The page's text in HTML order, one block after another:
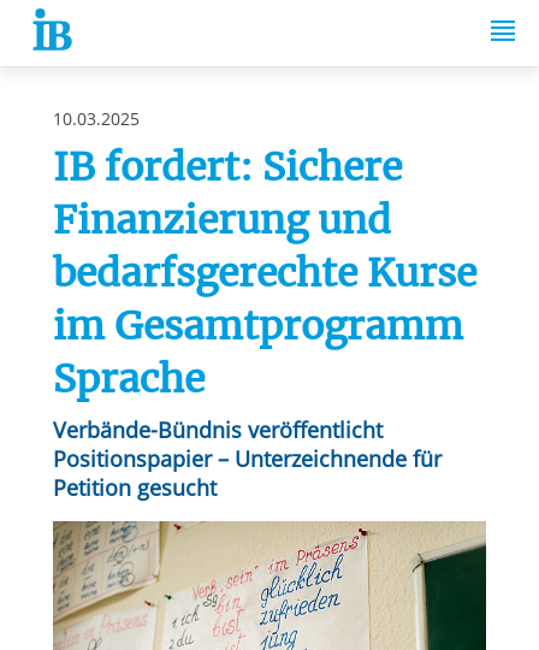
Springe zum Inhalt
10.03.2025
IB fordert: Sichere
Finanzierung und
bedarfsgerechte Kurse
im Gesamtprogramm
Sprache
Verbände-Bündnis veröffentlicht
Positionspapier – Unterzeichnende für
Petition gesucht